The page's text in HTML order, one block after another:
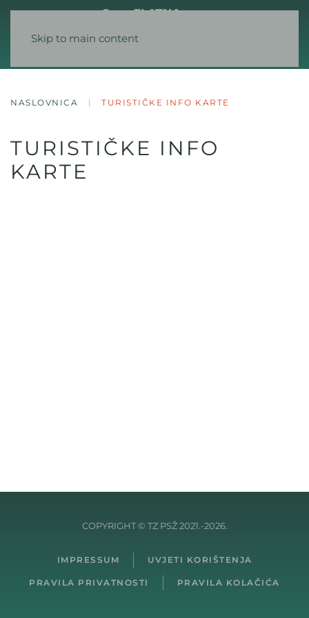
Skip to main content
NASLOVNICA TURISTIČKE INFO KARTE
TURISTIČKE INFO
KARTE
COPYRIGHT © TZ PSŽ 2021.-2026.
IMPRESSUM UVJETI KORIŠTENJA
PRAVILA PRIVATNOSTI PRAVILA KOLAČIĆA